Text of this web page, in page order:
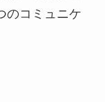
のコミュニケ